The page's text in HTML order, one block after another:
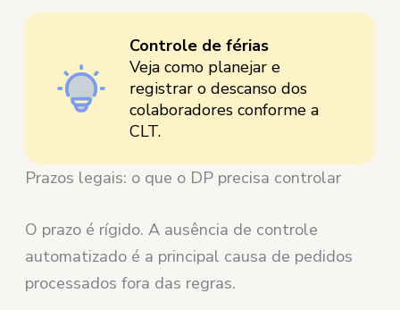
Controle de férias
Veja como planejar e
registrar o descanso dos
colaboradores conforme a
CLT.
Prazos legais: o que o DP precisa controlar
O prazo é rígido. A ausência de controle
automatizado é a principal causa de pedidos
processados fora das regras.